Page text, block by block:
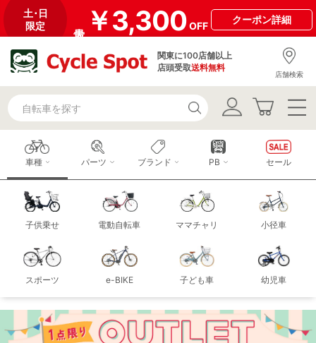
土･日
限定
￥3,300OFF
クーポン詳細
関東に100店舗以上
店頭受取送料無料
店舗検索
車種
子供乗せ 電動自転車 ママチャリ 小径車
スポーツ e-BIKE 子ども車 幼児車
パーツ ブランド PB セール